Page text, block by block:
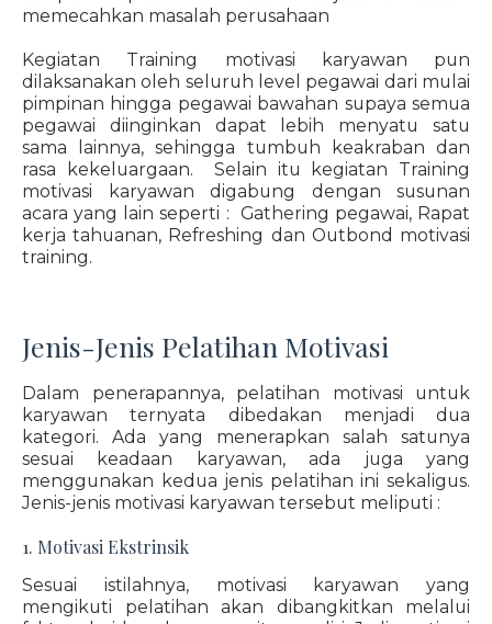
memecahkan masalah perusahaan
Kegiatan Training motivasi karyawan pun
dilaksanakan oleh seluruh level pegawai dari mulai
pimpinan hingga pegawai bawahan supaya semua
pegawai diinginkan dapat lebih menyatu satu
sama lainnya, sehingga tumbuh keakraban dan
rasa kekeluargaan. Selain itu kegiatan Training
motivasi karyawan digabung dengan susunan
acara yang lain seperti : Gathering pegawai, Rapat
kerja tahuanan, Refreshing dan Outbond motivasi
training.
Jenis-Jenis Pelatihan Motivasi
Dalam penerapannya, pelatihan motivasi untuk
karyawan ternyata dibedakan menjadi dua
kategori. Ada yang menerapkan salah satunya
sesuai keadaan karyawan, ada juga yang
menggunakan kedua jenis pelatihan ini sekaligus.
Jenis-jenis motivasi karyawan tersebut meliputi :
1. Motivasi Ekstrinsik
Sesuai istilahnya, motivasi karyawan yang
mengikuti pelatihan akan dibangkitkan melalui